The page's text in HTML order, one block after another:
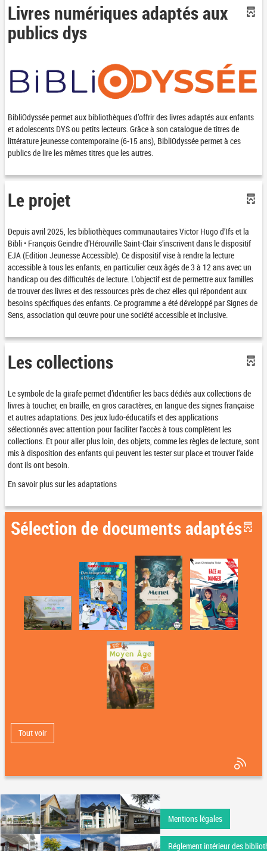
Livres numériques adaptés aux
publics dys
BibliOdyssée permet aux bibliothèques d’offrir des livres adaptés aux enfants
et adolescents DYS ou petits lecteurs. Grâce à son catalogue de titres de
littérature jeunesse contemporaine (6-15 ans), BibliOdyssée permet à ces
publics de lire les mêmes titres que les autres.
Le projet
Depuis avril 2025, les bibliothèques communautaires Victor Hugo d’Ifs et la
Bibli • François Geindre d’Hérouville Saint-Clair s’inscrivent dans le dispositif
EJA (Edition Jeunesse Accessible). Ce dispositif vise à rendre la lecture
accessible à tous les enfants, en particulier ceux âgés de 3 à 12 ans avec un
handicap ou des difficultés de lecture. L’objectif est de permettre aux familles
de trouver des livres et des ressources près de chez elles qui répondent aux
besoins spécifiques des enfants. Ce programme a été développé parSignes de
Sens, association qui œuvre pour une société accessible et inclusive.
Les collections
Le symbole de la girafe permet d’identifier les bacs dédiés aux collections de
livres à toucher, en braille, en gros caractères, en langue des signes française
et autres adaptations. Des jeux ludo-éducatifs et des applications
sélectionnés avec attention pour faciliter l’accès à tous complètent les
collections. Et pour aller plus loin, des objets, comme les règles de lecture, sont
mis à disposition des enfants qui peuvent les tester sur place et trouver l’aide
dont ils ont besoin.
En savoir plus sur les adaptations
Sélection de documents adaptés
Tout voir
Mentions légales
Réglement intérieur des